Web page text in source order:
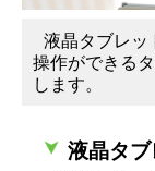
液晶タブレッ
操作ができる
します。
液晶タ